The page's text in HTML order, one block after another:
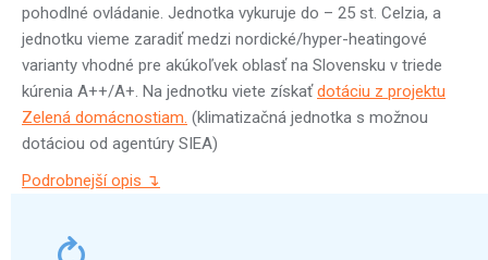
pohodlné ovládanie. Jednotka vykuruje do – 25 st. Celzia, a
jednotku vieme zaradiť medzi nordické/hyper-heatingové
varianty vhodné pre akúkoľvek oblasť na Slovensku v triede
kúrenia A++/A+. Na jednotku viete získaťdotáciu z projektu
Zelená domácnostiam. (klimatizačná jednotka s možnou
dotáciou od agentúry SIEA)
Podrobnejší opis ↴